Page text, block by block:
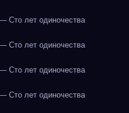
Сто лет одиночества
Сто лет одиночества
Сто лет одиночества
Сто лет одиночества